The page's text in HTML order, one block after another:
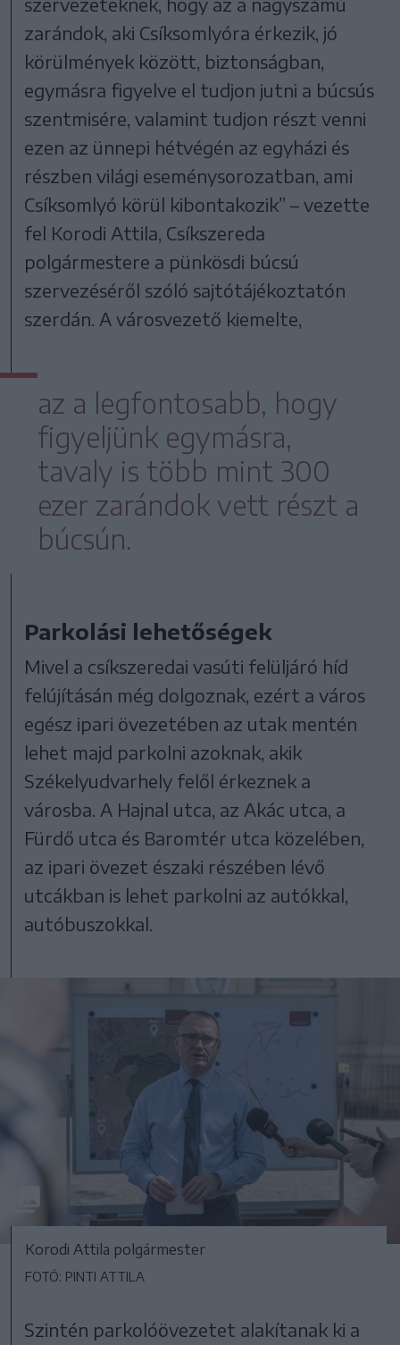
zarándok, aki Csíksomlyóra érkezik, jó
körülmények között, biztonságban,
egymásra figyelve el tudjon jutni a búcsús
szentmisére, valamint tudjon részt venni
ezen az ünnepi hétvégén az egyházi és
részben világi eseménysorozatban, ami
Csíksomlyó körül kibontakozik” – vezette
fel Korodi Attila, Csíkszereda
polgármestere a pünkösdi búcsú
szervezéséről szóló sajtótájékoztatón
szerdán. A városvezető kiemelte,
az a legfontosabb, hogy
figyeljünk egymásra,
tavaly is több mint 300
ezer zarándok vett részt a
búcsún.
Parkolási lehetőségek
Mivel a csíkszeredai vasúti felüljáró híd
felújításán még dolgoznak, ezért a város
egész ipari övezetében az utak mentén
lehet majd parkolni azoknak, akik
Székelyudvarhely felől érkeznek a
városba. A Hajnal utca, az Akác utca, a
Fürdő utca és Baromtér utca közelében,
az ipari övezet északi részében lévő
utcákban is lehet parkolni az autókkal,
autóbuszokkal.
Korodi Attila polgármester
FOTÓ: PINTI ATTILA
Szintén parkolóövezetet alakítanak ki a